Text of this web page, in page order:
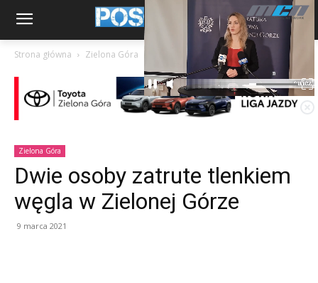
Strona główna Zielona Góra
Zielona Góra
Dwie osoby zatrute tlenkiem
węgla w Zielonej Górze
9 marca 2021